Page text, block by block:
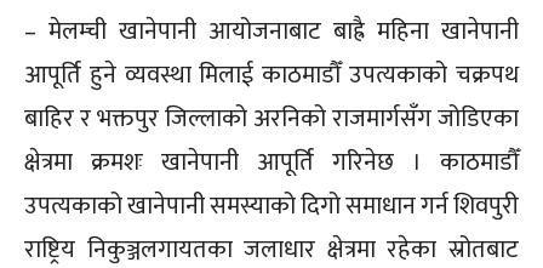
– मेलम्ची खानेपानी आयोजनाबाट बाह्रै महिना खानेपानी
आपूर्ति हुने व्यवस्था मिलाई काठमाडौँ उपत्यकाको चक्रपथ
बाहिर र भक्तपुर जिल्लाको अरनिको राजमार्गसँग जोडिएका
क्षेत्रमा क्रमशः खानेपानी आपूर्ति गरिनेछ । काठमाडौँ
उपत्यकाको खानेपानी समस्याको दिगो समाधान गर्न शिवपुरी
राष्ट्रिय निकुञ्जलगायतका जलाधार क्षेत्रमा रहेका स्रोतबाट